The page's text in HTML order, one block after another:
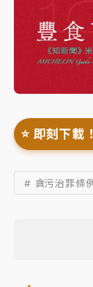
⭐️ 即刻下載
# 貪污治罪條